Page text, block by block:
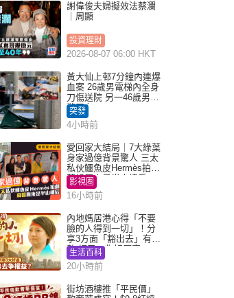
謝偉俊夫婦擬效法蔡瀾
｜周顯
投資理財
2026-08-07 06:00 HKT
黃大仙上邨7分鐘內連爆
血案 26歲男電梯內全身
刀傷送院 另一46歲男倒
斃平台
突發
4小時前
愛回家大結局｜7大綠葉
身家過億背景驚人 三太
私伙鱷魚皮Hermès拍劇
蘇姐原來是半山樓后
影視圈
16小時前
內地媽居港心得「不要
臉的人得到一切」！分
享3方面「豁出去」有著
數 網民：你好厲害
生活百科
20小時前
街坊酒樓推「平民價」